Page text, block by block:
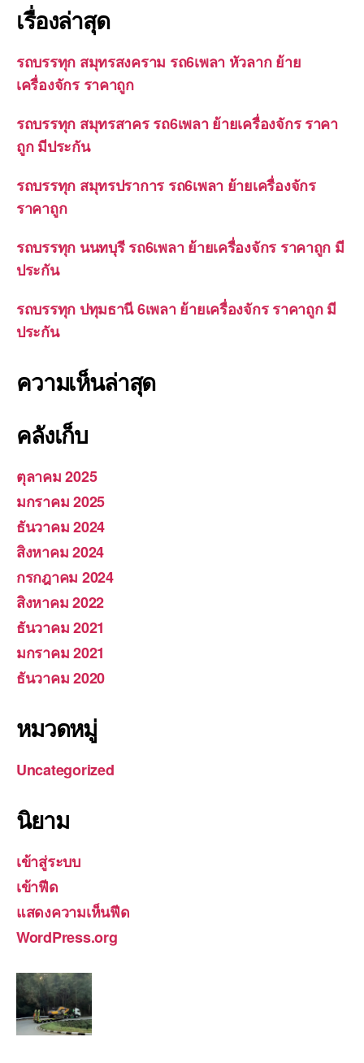
เรื่องล่าสุด
รถบรรทุก สมุทรสงคราม รถ6เพลา หัวลาก ย้าย
เครื่องจักร ราคาถูก
รถบรรทุก สมุทรสาคร รถ6เพลา ย้ายเครื่องจักร ราคา
ถูก มีประกัน
รถบรรทุก สมุทรปราการ รถ6เพลา ย้ายเครื่องจักร
ราคาถูก
รถบรรทุก นนทบุรี รถ6เพลา ย้ายเครื่องจักร ราคาถูก มี
ประกัน
รถบรรทุก ปทุมธานี 6เพลา ย้ายเครื่องจักร ราคาถูก มี
ประกัน
ความเห็นล่าสุด
คลังเก็บ
ตุลาคม 2025
มกราคม 2025
ธันวาคม 2024
สิงหาคม 2024
กรกฎาคม 2024
สิงหาคม 2022
ธันวาคม 2021
มกราคม 2021
ธันวาคม 2020
หมวดหมู่
Uncategorized
นิยาม
เข้าสู่ระบบ
เข้าฟีด
แสดงความเห็นฟีด
WordPress.org